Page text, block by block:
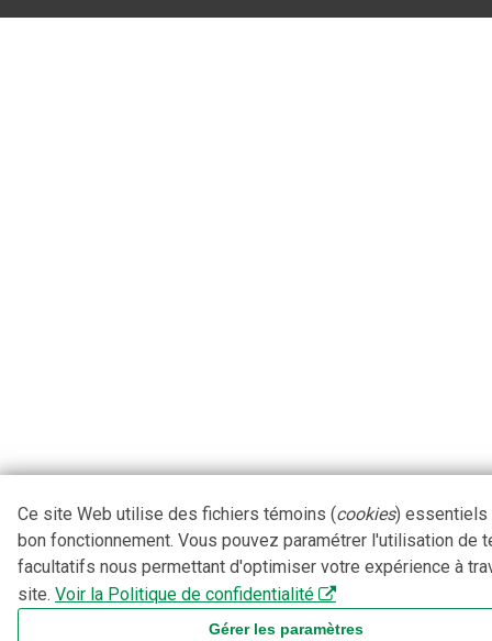
Ce site Web utilise des fichiers témoins (cookies) essentiels
bon fonctionnement. Vous pouvez paramétrer l'utilisation de
facultatifs nous permettant d'optimiser votre expérience à
site. Voir la Politique de confidentialité
Gérer les paramètres